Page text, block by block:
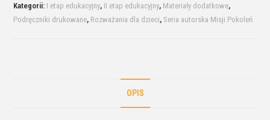
Kategorii: I etap edukacyjny, II etap edukacyjny, Materiały dodatkowe,
Podręczniki drukowane, Rozważania dla dzieci, Seria autorska Misji Pokoleń
OPIS